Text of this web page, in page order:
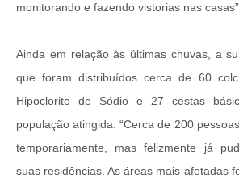
monitorando e fazendo vistorias nas
Ainda em relação às últimas chuvas, a
que foram distribuídos cerca de 60
Hipoclorito de Sódio e 27 cestas
população atingida. “Cerca de 200
temporariamente, mas felizmente já
suas residências. As áreas mais afetadas